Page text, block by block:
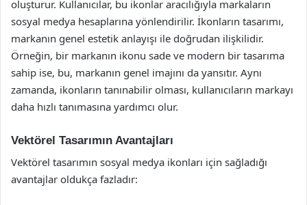
oluşturur. Kullanıcılar, bu ikonlar aracılığıyla markaların
sosyal medya hesaplarına yönlendirilir. İkonların tasarımı,
markanın genel estetik anlayışı ile doğrudan ilişkilidir.
Örneğin, bir markanın ikonu sade ve modern bir tasarıma
sahip ise, bu, markanın genel imajını da yansıtır. Aynı
zamanda, ikonların tanınabilir olması, kullanıcıların markayı
daha hızlı tanımasına yardımcı olur.
Vektörel Tasarımın Avantajları
Vektörel tasarımın sosyal medya ikonları için sağladığı
avantajlar oldukça fazladır: